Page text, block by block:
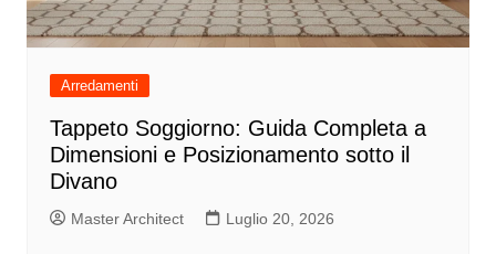
Arredamenti
Tappeto Soggiorno: Guida Completa a
Dimensioni e Posizionamento sotto il
Divano
Master Architect Luglio 20, 2026